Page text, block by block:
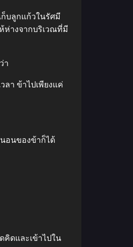
ก็บลูกแก้วในรัศมี
ห่างจากบริเวณที่มี
า
ลา ข้าไปเพียงแค่
นอนของข้าก็ได้
คิดและเข้าไปใน